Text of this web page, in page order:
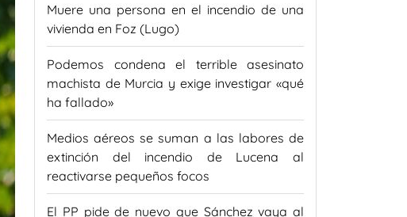
Muere una persona en el incendio de una
vivienda en Foz (Lugo)
Podemos condena el terrible asesinato
machista de Murcia y exige investigar «qué
ha fallado»
Medios aéreos se suman a las labores de
extinción del incendio de Lucena al
reactivarse pequeños focos
El PP pide de nuevo que Sánchez vaya al